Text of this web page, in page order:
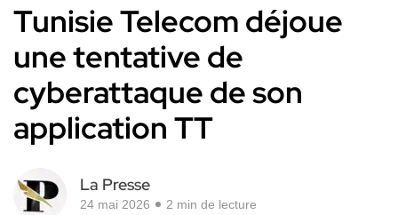
Tunisie Telecom déjoue
une tentative de
cyberattaque de son
application TT
La Presse
24 mai 2026 2 min de lecture